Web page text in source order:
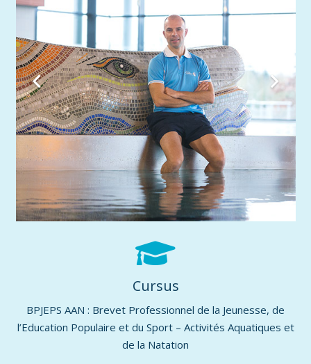
Cursus
BPJEPS AAN : Brevet Professionnel de la Jeunesse, de
l’Education Populaire et du Sport – Activités Aquatiques et
de la Natation